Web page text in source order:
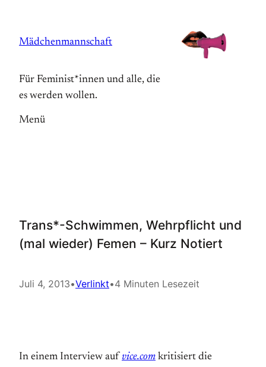
springen
Mädchenmannschaft
Für Feminist*innen und alle, die
es werden wollen.
Menü
Trans*-Schwimmen, Wehrpflicht und
(mal wieder) Femen – Kurz Notiert
Juli 4, 2013•Verlinkt•4 Minuten Lesezeit
In einem Interview auf vice.com kritisiert die